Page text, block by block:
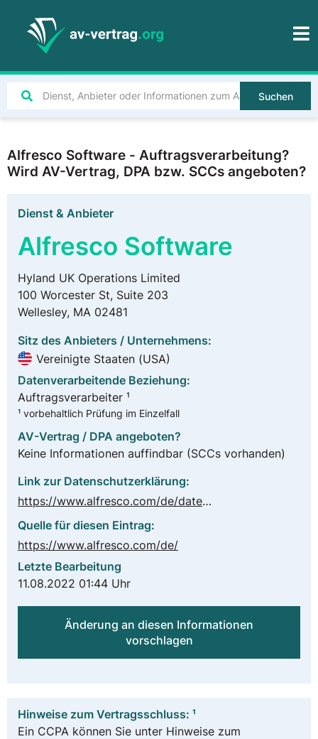
Suchen
Alfresco Software - Auftragsverarbeitung?
Wird AV-Vertrag, DPA bzw. SCCs angeboten?
Dienst & Anbieter
Alfresco Software
Hyland UK Operations Limited
100 Worcester St, Suite 203
Wellesley, MA 02481
Sitz des Anbieters / Unternehmens:
Vereinigte Staaten (USA)
Datenverarbeitende Beziehung:
Auftragsverarbeiter ¹
¹ vorbehaltlich Prüfung im Einzelfall
AV-Vertrag / DPA angeboten?
Keine Informationen auffindbar (SCCs vorhanden)
Link zur Datenschutzerklärung:
https://www.alfresco.com/de/datenschutzerklarung
Quelle für diesen Eintrag:
https://www.alfresco.com/de/
Letzte Bearbeitung
11.08.2022 01:44 Uhr
Änderung an diesen Informationen
vorschlagen
Hinweise zum Vertragsschluss: ¹
Ein CCPA können Sie unter Hinweise zum